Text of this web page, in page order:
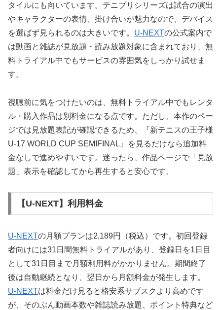
タイルにも向いています。テニプリシリーズは試合の演出
やキャラクターの表情、掛け合いが魅力なので、デバイス
を選ばず見られるのは大きいです。 U-NEXTの公式案内で
は動画と雑誌が見放題・読み放題対象に含まれており、無
料トライアル中でもサービスの雰囲気をしっかり試せま
す。
視聴前に気をつけたいのは、無料トライアル中でもレンタ
ル・購入作品は別料金になる点です。ただし、本作のペー
ジでは見放題表記が確認できるため、『新テニスの王子様
U-17 WORLD CUP SEMIFINAL』を見るだけなら追加料
金なしで進めやすいです。迷ったら、作品ページで「見放
題」表示を確認してから再生すると安心です。
【U-NEXT】利用料金
U-NEXTの月額プランは2,189円（税込）です。初回登録
者向けには31日間無料トライアルがあり、登録日を1日目
として31日目まで月額利用料がかかりません。期間終了
後は自動継続となり、翌日から月額料金が発生します。
U-NEXTは料金だけ見ると格安系サブスクより高めです
が、そのぶん動画本数や雑誌読み放題、ポイント特典など